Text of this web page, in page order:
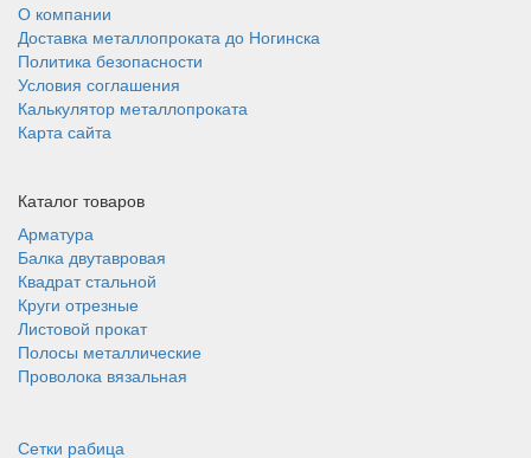
О компании
Доставка металлопроката до Ногинска
Политика безопасности
Условия соглашения
Калькулятор металлопроката
Карта сайта
Каталог товаров
Арматура
Балка двутавровая
Квадрат стальной
Круги отрезные
Листовой прокат
Полосы металлические
Проволока вязальная
Сетки рабица